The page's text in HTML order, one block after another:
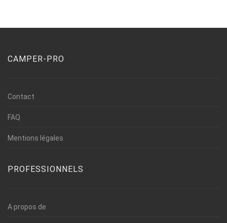
CAMPER-PRO
Contact
FAQ
Mentions légales
PROFESSIONNELS
A propos de